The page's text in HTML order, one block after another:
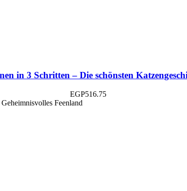
in 3 Schritten – Die schönsten
EGP516.75